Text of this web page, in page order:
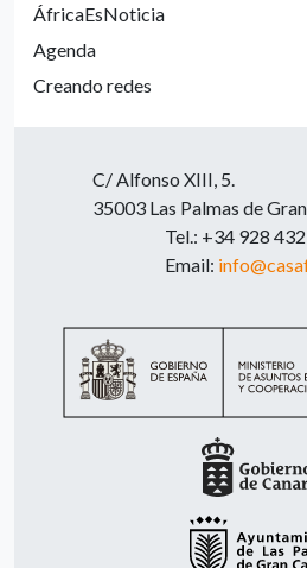
ÁfricaEsNoticia
Agenda
Creando redes
C/ Alfonso XIII, 5.
35003 Las Palmas de
Tel.: +34 928
Email: